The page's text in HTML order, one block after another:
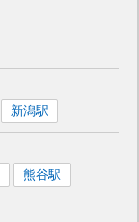
新潟駅
熊谷駅